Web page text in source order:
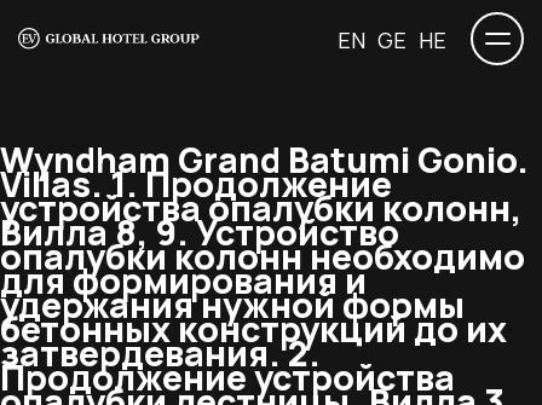
EN GE HE
Wyndham Grand Batumi Gonio.
Villas.1. Продолжение
устройства опалубки колонн,
Вилла 8, 9. Устройство
опалубки колонн необходимо
для формирования и
удержания нужной формы
бетонных конструкций до их
затвердевания. 2.
Продолжение устройства